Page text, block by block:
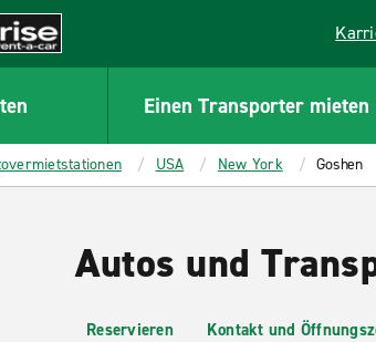
Link
Einen Transporter mieten
USA New York Goshen
Autos und
Reservieren Kontakt und